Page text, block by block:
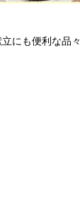
にも便利な品々